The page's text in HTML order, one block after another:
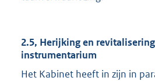
2.5, Herijking en
instrumentarium
Het Kabinet heeft in zijn in